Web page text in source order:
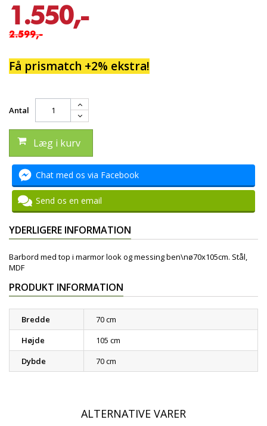
1.550,-
2.599,-
Få prismatch +2% ekstra!
Antal
Læg i kurv
Chat med os via Facebook
Send os en email
YDERLIGERE INFORMATION
Barbord med top i marmor look og messing ben\nø70x105cm. Stål,
MDF
PRODUKT INFORMATION
Bredde
70 cm
Højde
105 cm
Dybde
70 cm
ALTERNATIVE VARER